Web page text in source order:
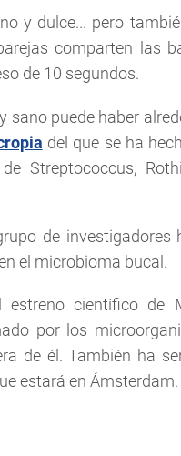
y dulce... pero
comparten las
de 10 segundos.
sano puede haber
del que se ha
Streptococcus,
de investigadores
el microbioma bucal.
científico de
por los
de él. También ha
estará en Ámsterdam.